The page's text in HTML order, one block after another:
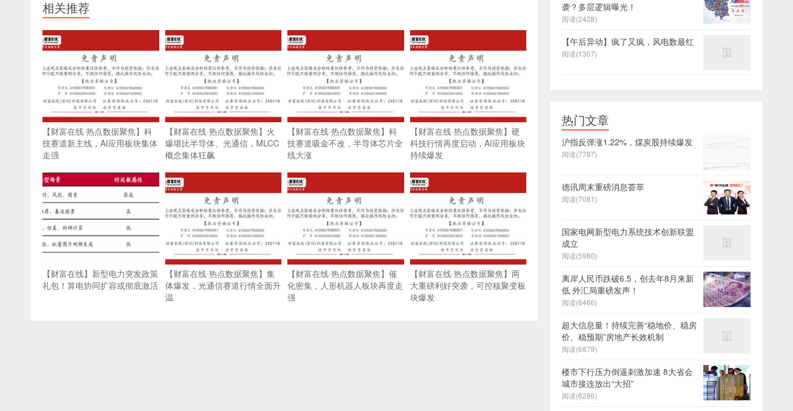
相关推荐
【财富在线·热点数据聚焦】科
技赛道新主线，AI应用板块集体
走强
【财富在线·热点数据聚焦】火
爆堪比半导体、光通信，MLCC
概念集体狂飙
【财富在线·热点数据聚焦】科
技赛道吸金不改，半导体芯片全
线大涨
【财富在线·热点数据聚焦】硬
科技行情再度启动，AI应用板块
持续爆发
【财富在线】新型电力突发政策
礼包！算电协同扩容或彻底激活
【财富在线·热点数据聚焦】集
体爆发，光通信赛道行情全面升
温
【财富在线·热点数据聚焦】催
化密集，人形机器人板块再度走
强
【财富在线·热点数据聚焦】两
大重磅利好突袭，可控核聚变板
块爆发
袭？多层逻辑曝光！
阅读(2428)
【午后异动】疯了又疯，风电数最红
阅读(1307)
热门文章
沪指反弹涨1.22%，煤炭股持续爆发
阅读(7787)
德讯周末重磅消息荟萃
阅读(7081)
国家电网新型电力系统技术创新联盟
成立
阅读(5980)
离岸人民币跌破6.5，创去年8月来新
低 外汇局重磅发声！
阅读(6466)
超大信息量！持续完善“稳地价、稳房
价、稳预期”房地产长效机制
阅读(6879)
楼市下行压力倒逼刺激加速 8大省会
城市接连放出“大招”
阅读(6286)